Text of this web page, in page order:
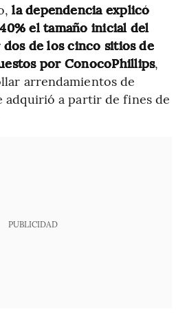
la dependencia explicó
el tamaño inicial del
de los cinco sitios de
por ConocoPhillips,
arrendamientos de
adquirió a partir de fines de
PUBLICIDAD